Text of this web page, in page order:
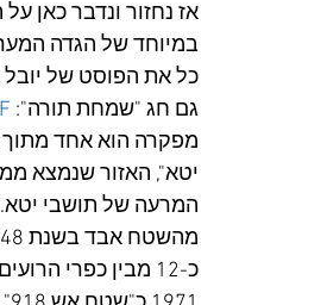
אז נחזור ונדבר כאן
במיוחד של הגדה
גם חג "שמחת תורה":
מפקרה הוא אחד מתוך
יטא", האזור שנמצא
המרעה של תושבי
מהשטח אבד בשנת 1948.
כ-12 מבין כפרי